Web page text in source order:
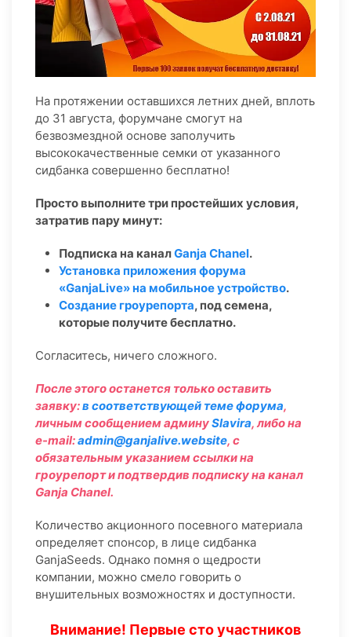
На протяжении оставшихся летних дней, вплоть
до 31 августа, форумчане смогут на
безвозмездной основе заполучить
высококачественные семки от указанного
сидбанка совершенно бесплатно!
Просто выполните три простейших условия,
затратив пару минут:
Подписка на каналGanja Chanel.
Установка приложения форума
«GanjaLive» на мобильное устройство.
Создание гроурепорта, под семена,
которые получите бесплатно.
Согласитесь, ничего сложного.
После этого останется только оставить
заявку:в соответствующей теме форума,
личным сообщением админуSlavira, либо на
e-mail:admin@ganjalive.website, с
обязательным указанием ссылки на
гроурепорт и подтвердив подписку на канал
Ganja Chanel.
Количество акционного посевного материала
определяет спонсор, в лице сидбанка
GanjaSeeds. Однако помня о щедрости
компании, можно смело говорить о
внушительных возможностях и доступности.
Внимание! Первые сто участников